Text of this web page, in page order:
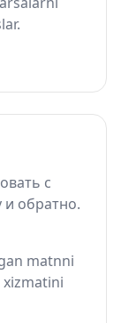
с
и обратно.
matnni
xizmatini